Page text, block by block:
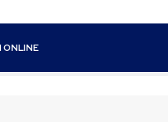
ONLINE